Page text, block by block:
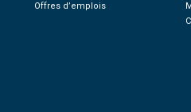
Offres d’emplois